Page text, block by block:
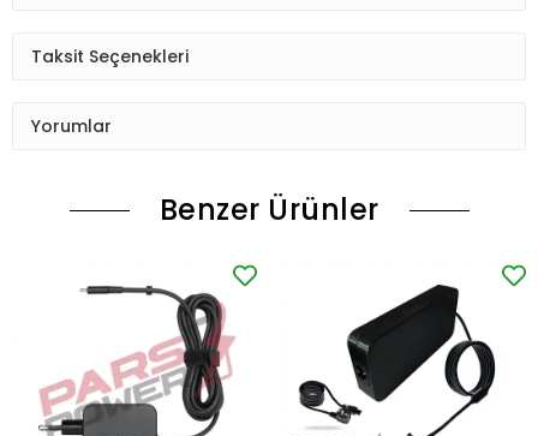
Taksit Seçenekleri
Yorumlar
Benzer Ürünler